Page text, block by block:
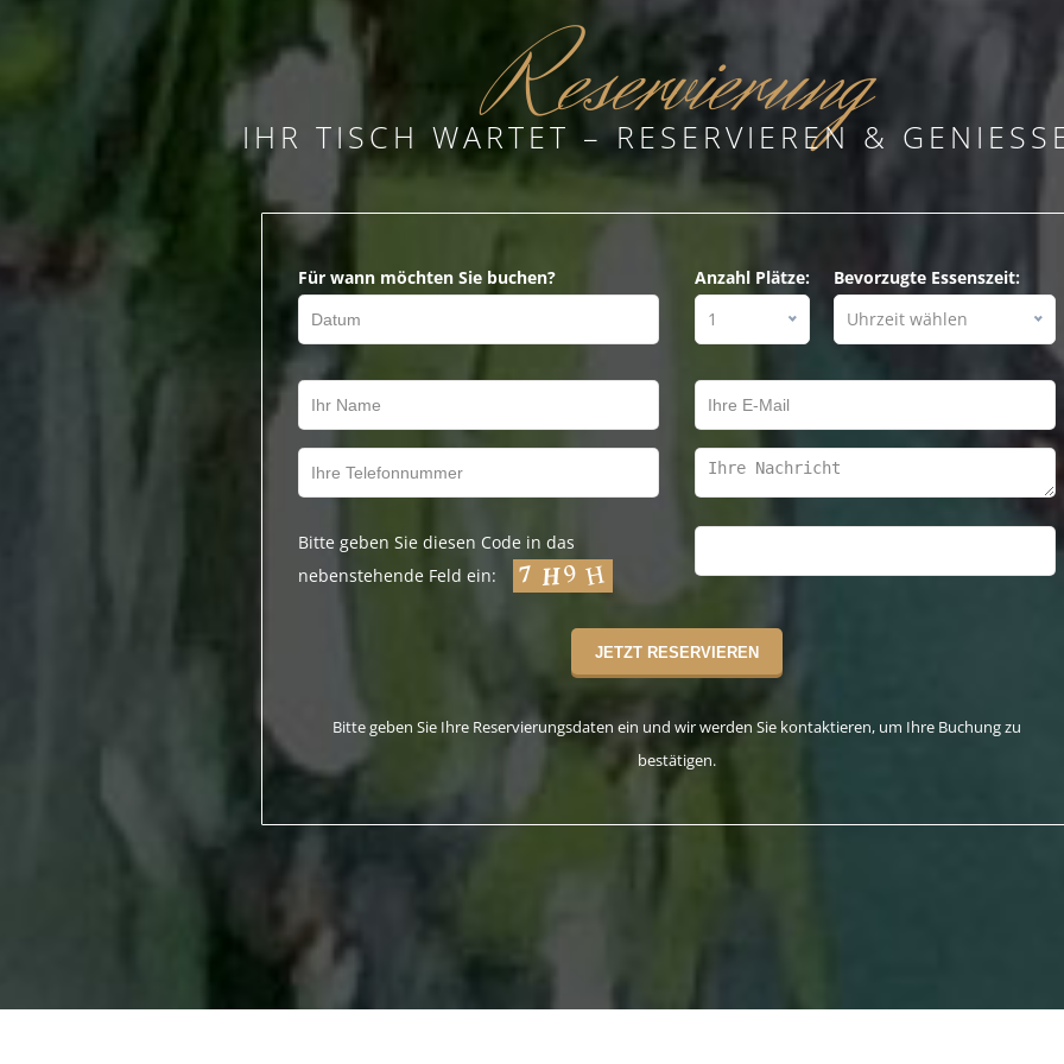
Reservierung
IHR TISCH WARTET – RESERVIEREN &
Für wann möchten Sie buchen?
Anzahl Plätze:
1
Bevorzugte Essenszeit:
Uhrzeit wählen
Bitte geben Sie diesen Code in das
nebenstehende Feld ein:
Bitte geben Sie Ihre Reservierungsdaten ein und wir werden Sie kontaktieren, um Ihre Buchung zu
bestätigen.